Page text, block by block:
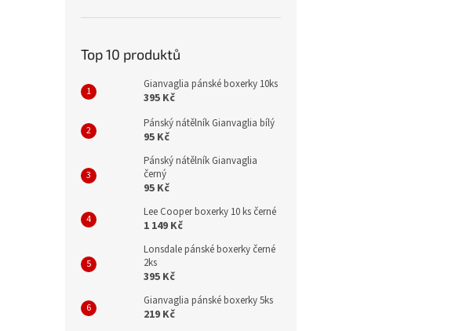
Top 10 produktů
Gianvaglia pánské boxerky 10ks
395 Kč
Pánský nátělník Gianvaglia bílý
95 Kč
Pánský nátělník Gianvaglia
černý
95 Kč
Lee Cooper boxerky 10 ks černé
1 149 Kč
Lonsdale pánské boxerky černé
2ks
395 Kč
Gianvaglia pánské boxerky 5ks
219 Kč